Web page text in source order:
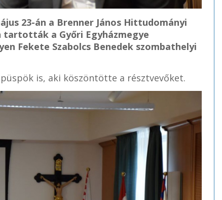
23-án a Brenner János Hittudományi
tartották a Győri Egyházmegye
Fekete Szabolcs Benedek szombathelyi
is, aki köszöntötte a résztvevőket.